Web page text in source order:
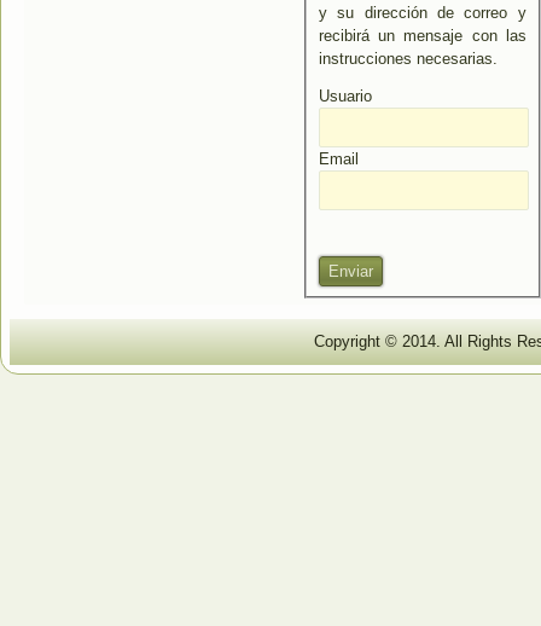
y su dirección de correo y
recibirá un mensaje con las
instrucciones necesarias.
Usuario
Email
Copyright © 2014. All Rights